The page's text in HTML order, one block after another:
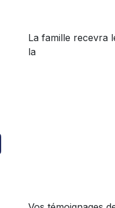
La famille recevra
la